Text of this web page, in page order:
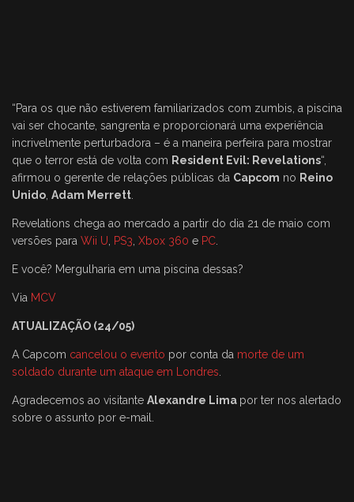
“Para os que não estiverem familiarizados com zumbis, a piscina
vai ser chocante, sangrenta e proporcionará uma experiência
incrivelmente perturbadora – é a maneira perfeira para mostrar
que o terror está de volta com Resident Evil: Revelations“,
afirmou o gerente de relações públicas da Capcom no Reino
Unido, Adam Merrett.
Revelations chega ao mercado a partir do dia 21 de maio com
versões para Wii U, PS3, Xbox 360 e PC.
E você? Mergulharia em uma piscina dessas?
Via MCV
ATUALIZAÇÃO (24/05)
A Capcom cancelou o evento por conta da morte de um
soldado durante um ataque em Londres.
Agradecemos ao visitante Alexandre Lima por ter nos alertado
sobre o assunto por e-mail.